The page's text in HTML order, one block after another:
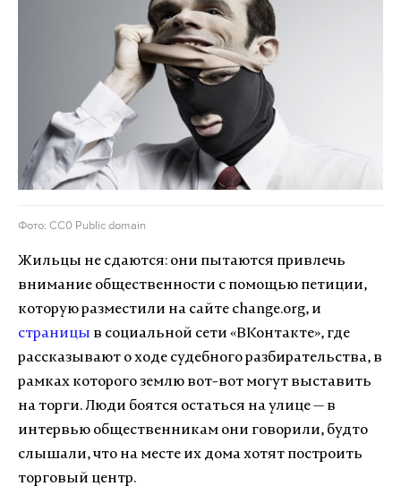
Фото: СC0 Public domain
Жильцы не сдаются: они пытаются привлечь
внимание общественности с помощью петиции,
которую разместили на сайте change.org, и
страницы в социальной сети «ВКонтакте», где
рассказывают о ходе судебного разбирательства, в
рамках которого землю вот-вот могут выставить
на торги. Люди боятся остаться на улице — в
интервью общественникам они говорили, будто
слышали, что на месте их дома хотят построить
торговый центр.